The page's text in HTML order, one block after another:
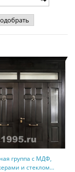
группа с МДФ,
и стеклом